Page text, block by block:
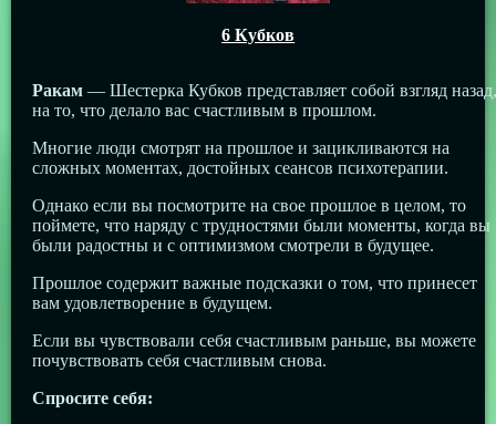
6 Кубков
Ракам— Шестерка Кубков представляет собой взгляд назад,
на то, что делало вас счастливым в прошлом.
Многие люди смотрят на прошлое и зацикливаются на
сложных моментах, достойных сеансов психотерапии.
Однако если вы посмотрите на свое прошлое в целом, то
поймете, что наряду с трудностями были моменты, когда вы
были радостны и с оптимизмом смотрели в будущее.
Прошлое содержит важные подсказки о том, что принесет
вам удовлетворение в будущем.
Если вы чувствовали себя счастливым раньше, вы можете
почувствовать себя счастливым снова.
Спросите себя: